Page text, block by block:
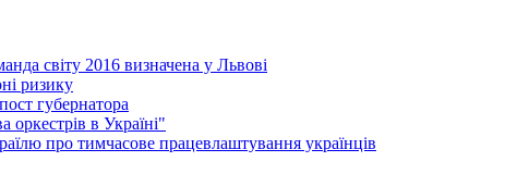
світу 2016 визначена у Львові
ризику
губернатора
оркестрів в Україні"
про тимчасове працевлаштування українців